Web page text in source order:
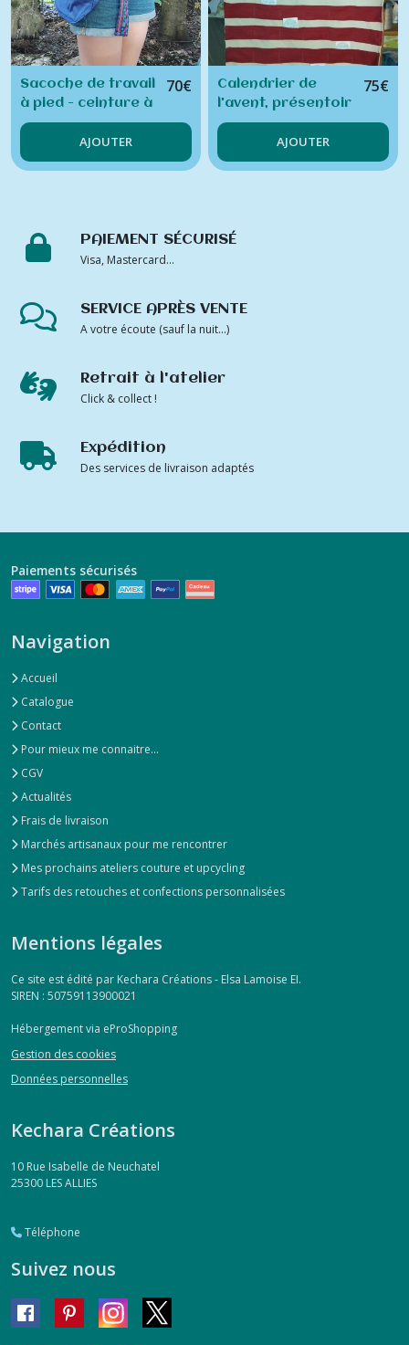
Sacoche de travail
à pied - ceinture à
poches arrondies
70€
AJOUTER
Calendrier de
l'avent, présentoir
cartes de visite
75€
AJOUTER
PAIEMENT SÉCURISÉ
Visa, Mastercard...
SERVICE APRÈS VENTE
A votre écoute (sauf la nuit...)
Retrait à l'atelier
Click & collect !
Expédition
Des services de livraison adaptés
Paiements sécurisés
Navigation
Accueil
Catalogue
Contact
Pour mieux me connaitre...
CGV
Actualités
Frais de livraison
Marchés artisanaux pour me rencontrer
Mes prochains ateliers couture et upcycling
Tarifs des retouches et confections personnalisées
Mentions légales
Ce site est édité par Kechara Créations - Elsa Lamoise EI.
SIREN : 50759113900021
Hébergement via eProShopping
Gestion des cookies
Données personnelles
Kechara Créations
10 Rue Isabelle de Neuchatel
25300 LES ALLIES
Téléphone
Suivez nous